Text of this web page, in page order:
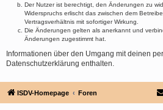
Der Nutzer ist berechtigt, den Änderungen zu
Widerspruchs erlischt das zwischen dem
Vertragsverhältnis mit sofortiger Wirkung.
Die Änderungen gelten als anerkannt und
Änderungen zugestimmt hat.
Informationen über den Umgang mit deinen
Datenschutzerklärung enthalten.
ISDV-Homepage Foren